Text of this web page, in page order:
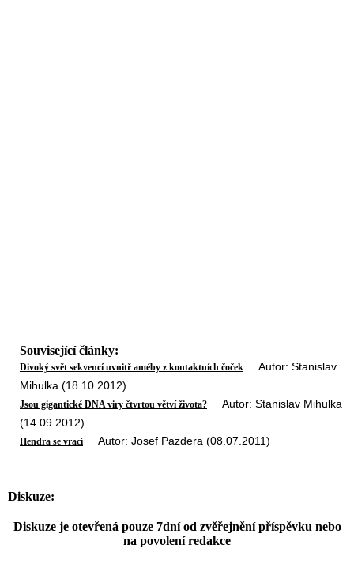
Související články:
Divoký svět sekvencí uvnitř améby z kontaktních čoček Autor: Stanislav
Mihulka (18.10.2012)
Jsou gigantické DNA viry čtvrtou větví života? Autor: Stanislav Mihulka
(14.09.2012)
Hendra se vracíAutor: Josef Pazdera (08.07.2011)
Diskuze:
Diskuze je otevřená pouze 7dní od zvěřejnění příspěvku nebo
na povolení redakce